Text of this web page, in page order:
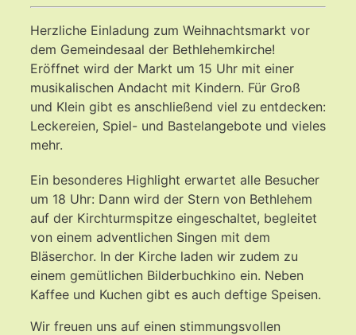
Herzliche Einladung zum Weihnachtsmarkt vor
dem Gemeindesaal der Bethlehemkirche!
Eröffnet wird der Markt um 15 Uhr mit einer
musikalischen Andacht mit Kindern. Für Groß
und Klein gibt es anschließend viel zu entdecken:
Leckereien, Spiel- und Bastelangebote und vieles
mehr.
Ein besonderes Highlight erwartet alle Besucher
um 18 Uhr: Dann wird der Stern von Bethlehem
auf der Kirchturmspitze eingeschaltet, begleitet
von einem adventlichen Singen mit dem
Bläserchor. In der Kirche laden wir zudem zu
einem gemütlichen Bilderbuchkino ein. Neben
Kaffee und Kuchen gibt es auch deftige Speisen.
Wir freuen uns auf einen stimmungsvollen